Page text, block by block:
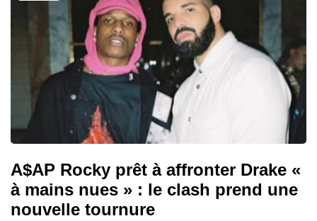
A$AP Rocky prêt à affronter Drake «
à mains nues » : le clash prend une
nouvelle tournure